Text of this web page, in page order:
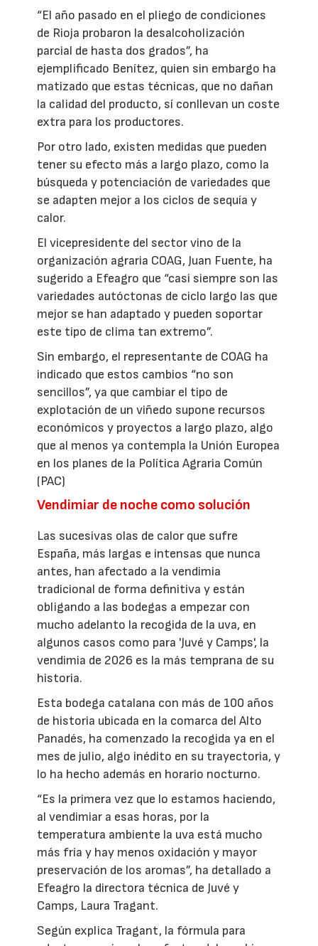
“El año pasado en el pliego de condiciones
de Rioja probaron la desalcoholización
parcial de hasta dos grados”, ha
ejemplificado Benítez, quien sin embargo ha
matizado que estas técnicas, que no dañan
la calidad del producto, sí conllevan un coste
extra para los productores.
Por otro lado, existen medidas que pueden
tener su efecto más a largo plazo, como la
búsqueda y potenciación de variedades que
se adapten mejor a los ciclos de sequía y
calor.
El vicepresidente del sector vino de la
organización agraria COAG, Juan Fuente, ha
sugerido a Efeagro que “casi siempre son las
variedades autóctonas de ciclo largo las que
mejor se han adaptado y pueden soportar
este tipo de clima tan extremo”.
Sin embargo, el representante de COAG ha
indicado que estos cambios “no son
sencillos”, ya que cambiar el tipo de
explotación de un viñedo supone recursos
económicos y proyectos a largo plazo, algo
que al menos ya contempla la Unión Europea
en los planes de la Política Agraria Común
(PAC)
Vendimiar de noche como solución
Las sucesivas olas de calor que sufre
España, más largas e intensas que nunca
antes, han afectado a la vendimia
tradicional de forma definitiva y están
obligando a las bodegas a empezar con
mucho adelanto la recogida de la uva, en
algunos casos como para 'Juvé y Camps', la
vendimia de 2026 es la más temprana de su
historia.
Esta bodega catalana con más de 100 años
de historia ubicada en la comarca del Alto
Panadés, ha comenzado la recogida ya en el
mes de julio, algo inédito en su trayectoria, y
lo ha hecho además en horario nocturno.
“Es la primera vez que lo estamos haciendo,
al vendimiar a esas horas, por la
temperatura ambiente la uva está mucho
más fría y hay menos oxidación y mayor
preservación de los aromas”, ha detallado a
Efeagro la directora técnica de Juvé y
Camps, Laura Tragant.
Según explica Tragant, la fórmula para